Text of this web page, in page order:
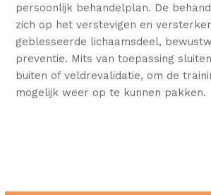
persoonlijk behandelplan. De
zich op het verstevigen en
geblesseerde lichaamsdeel,
preventie. Mits van toepassing
buiten of veldrevalidatie, om de
mogelijk weer op te kunnen pakken.